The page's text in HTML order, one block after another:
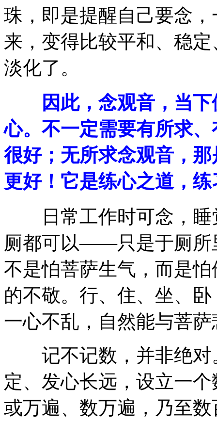
珠，即是提醒自己要念
来，变得比较平和、稳
淡化了。
因此，念观音，当下
心。不一定需要有所求
很好；无所求念观音，
更好！它是练心之道，
日常工作时可念，睡
厕都可以——只是于厕所
不是怕菩萨生气，而是
的不敬。行、住、坐、
一心不乱，自然能与菩
记不记数，并非绝对
定、发心长远，设立一
或万遍、数万遍，乃至